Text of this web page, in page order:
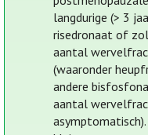
langdurige (> 3
risedronaat of
aantal
(waaronder
andere
aantal
asymptomatisch).